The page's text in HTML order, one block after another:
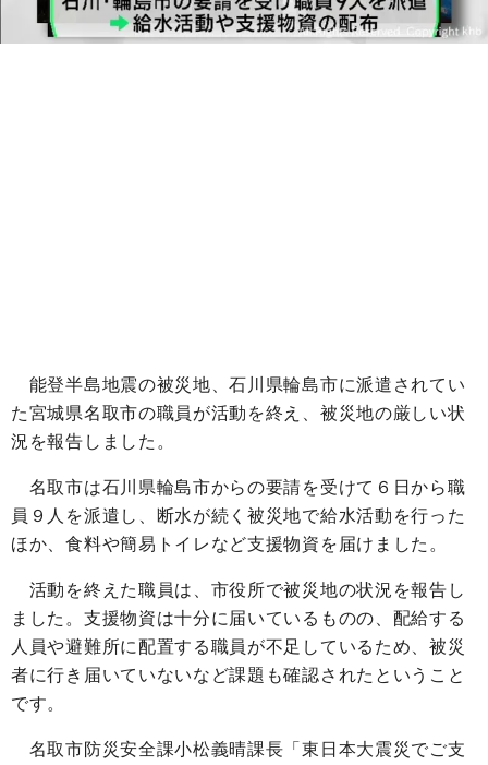
能登半島地震の被災地、石川県輪島市に派遣されてい
た宮城県名取市の職員が活動を終え、被災地の厳しい状
況を報告しました。
名取市は石川県輪島市からの要請を受けて６日から職
員９人を派遣し、断水が続く被災地で給水活動を行った
ほか、食料や簡易トイレなど支援物資を届けました。
活動を終えた職員は、市役所で被災地の状況を報告し
ました。支援物資は十分に届いているものの、配給する
人員や避難所に配置する職員が不足しているため、被災
者に行き届いていないなど課題も確認されたということ
です。
名取市防災安全課小松義晴課長「東日本大震災でご支